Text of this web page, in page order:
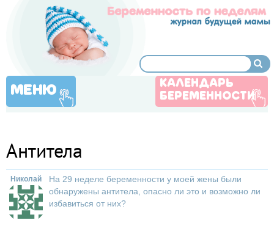
МЕНЮ
КАЛЕНДАРЬ
БЕРЕМЕННОСТИ
Антитела
Николай
На 29 неделе беременности у моей жены были
обнаружены антитела, опасно ли это и возможно ли
избавиться от них?